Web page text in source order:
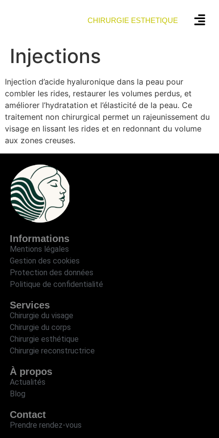
CHIRURGIE ESTHETIQUE
Injections
Injection d’acide hyaluronique dans la peau pour
combler les rides, restaurer les volumes perdus, et
améliorer l’hydratation et l’élasticité de la peau. Ce
traitement non chirurgical permet un rajeunissement du
visage en lissant les rides et en redonnant du volume
aux zones creuses.
Informations
Mentions légales
Gestion des cookies
Protection des données
Politique de confidentialité
Services
Chirurgie du visage
Chirurgie du corps
Chirurgie esthétique
Chirurgie reconstructrice
À propos
Actualités
Blog
Contact
Prendre rendez-vous